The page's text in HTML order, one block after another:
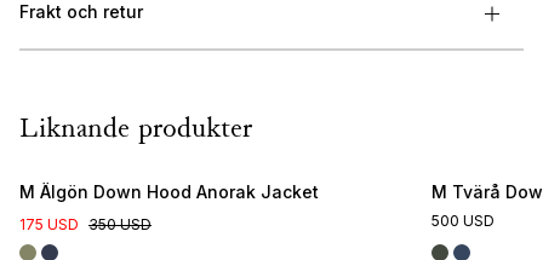
Frakt och retur
Liknande produkter
M Älgön Down Hood Anorak Jacket
175 USD 350 USD
M Tvärå
500 USD